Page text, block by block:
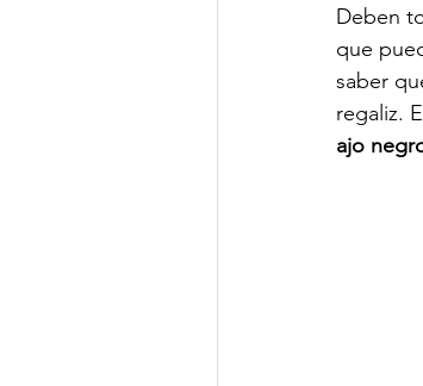
Deben
que
saber
regaliz.
ajo